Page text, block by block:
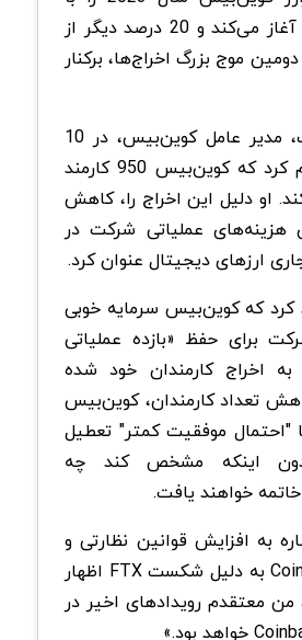
اخراج‌های بیشتر آغاز می‌کند و 20 درصد دیگر از
موج بزرگ اخراج‌ها، برکنار
برایان آرمسترانگ، مدیر عامل کوین‌بیس، در 10
ژانویه رسما اعلام کرد که کوین‌بیس 950 کارمند
او دلیل این اخراج را، کاهش
درصدی هزینه‌های عملیاتی شرکت در
ارزهای دیجیتال عنوان کرد.
کرد که کوین‌بیس سرمایه‌ خوبی
برای حفظ «بازده عملیاتی
اخراج کارمندان خود شده
تعداد کارمندان، کوین‌بیس
"احتمال موفقیت کمتر" تعطیل
اینکه مشخص کند چه
خواهند یافت.
به افزایش قوانین نظارتی و
فرصت‌های Coinbase به دلیل شکست FTX اظهار
معتقدم رویدادهای اخیر در